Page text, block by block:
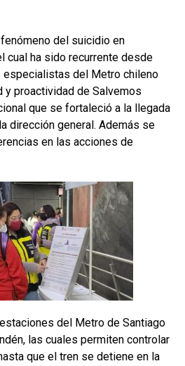
del suicidio en
cual ha sido recurrente desde
especialistas del Metro chileno
y proactividad de Salvemos
que se fortaleció a la llegada
dirección general. Además se
en las acciones de
del Metro de Santiago
las cuales permiten controlar
que el tren se detiene en la